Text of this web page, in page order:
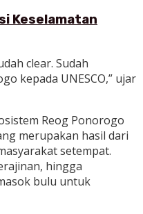
Keselamatan
clear. Sudah
kepada UNESCO,” ujar
Reog Ponorogo
merupakan hasil dari
setempat.
hingga
bulu untuk